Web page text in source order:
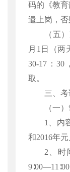
码的《教
遣上岗，否
（五
月1日（两
30-17：
取。
三、
（一
1、内
和2016年元
2、时
9∶00—11∶00